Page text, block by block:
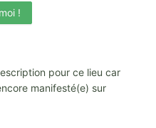
!
pour ce lieu car
manifesté(e) sur